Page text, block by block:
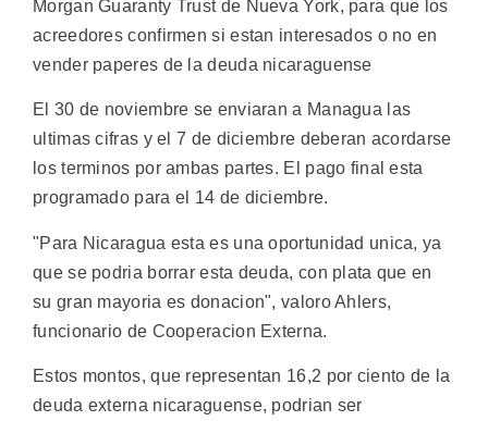
Morgan Guaranty Trust de Nueva York, para que los
acreedores confirmen si estan interesados o no en
vender paperes de la deuda nicaraguense
El 30 de noviembre se enviaran a Managua las
ultimas cifras y el 7 de diciembre deberan acordarse
los terminos por ambas partes. El pago final esta
programado para el 14 de diciembre.
"Para Nicaragua esta es una oportunidad unica, ya
que se podria borrar esta deuda, con plata que en
su gran mayoria es donacion", valoro Ahlers,
funcionario de Cooperacion Externa.
Estos montos, que representan 16,2 por ciento de la
deuda externa nicaraguense, podrian ser